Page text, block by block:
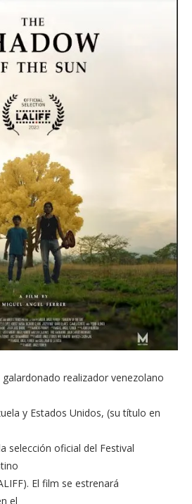
galardonado realizador venezolano
y Estados Unidos, (su título en
selección oficial del Festival
El film se estrenará
el